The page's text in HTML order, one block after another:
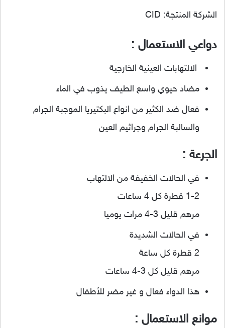
الشركة المنتجة: CID
دواعي الاستعمال :
الالتهابات العينية الخارجية
مضاد حيوي واسع الطيف يذوب في الماء
فعال ضد الكثير من انواع البكتيريا الموجبة الجرام
والسالبة الجرام وجراثيم العين
الجرعة :
في الحالات الخفيفة من الالتهاب
1-2 قطرة كل 4 ساعات
مرهم قليل 3-4 مرات يوميا
في الحالات الشديدة
2 قطرة كل ساعة
مرهم قليل كل 3-4 ساعات
هذا الدواء فعال و غير مضر للأطفال
موانع الاستعمال :